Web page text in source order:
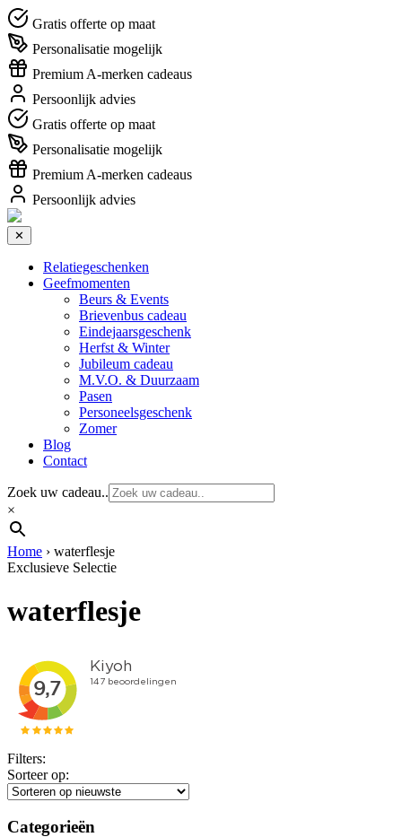
Gratis offerte op maat
Personalisatie mogelijk
Premium A-merken cadeaus
Persoonlijk advies
Gratis offerte op maat
Personalisatie mogelijk
Premium A-merken cadeaus
Persoonlijk advies
✕
Relatiegeschenken
Geefmomenten
Beurs & Events
Brievenbus cadeau
Eindejaarsgeschenk
Herfst & Winter
Jubileum cadeau
M.V.O. & Duurzaam
Pasen
Personeelsgeschenk
Zomer
Blog
Contact
Zoek uw cadeau..
×
Home › waterflesje
Exclusieve Selectie
waterflesje
Filters:
Sorteer op:
Categorieën